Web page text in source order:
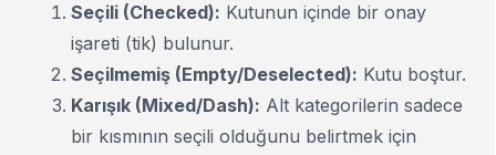
Seçili (Checked): Kutunun içinde bir onay
işareti (tik) bulunur.
Seçilmemiş (Empty/Deselected): Kutu boştur.
Karışık (Mixed/Dash): Alt kategorilerin sadece
bir kısmının seçili olduğunu belirtmek için